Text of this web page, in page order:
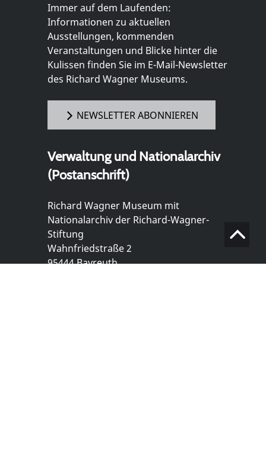
Immer auf dem Laufenden:
Informationen zu aktuellen
Ausstellungen, kommenden
Veranstaltungen und Blicke hinter die
Kulissen finden Sie im E-Mail-Newsletter
des Richard Wagner Museums.
NEWSLETTER ABONNIEREN
Verwaltung und Nationalarchiv
(Postanschrift)
Richard Wagner Museum mit
Nationalarchiv der Richard-Wagner-
Stiftung
Wahnfriedstraße 2
95444 Bayreuth